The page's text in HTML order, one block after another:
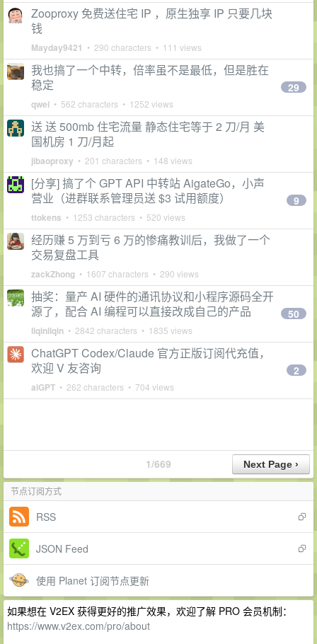
Zooproxy 免费送住宅 IP ，原生独享 IP 只要几块
钱
Mayday9421 • 290 characters • 111 views
我也搞了一个中转，倍率虽不是最低，但是胜在
稳定
qwei • 562 characters • 1252 views
29
送 送 500mb 住宅流量 静态住宅等于 2 刀/月 美
国机房 1 刀/月起
jibaoproxy • 201 characters • 148 views
[分享] 搞了个 GPT API 中转站 AigateGo，小声
营业（进群联系管理员送 $3 试用额度）
ttokens • 1253 characters • 520 views
9
经历赚 5 万到亏 6 万的惨痛教训后，我做了一个
交易复盘工具
zackZhong • 1607 characters • 290 views
抽奖：量产 AI 硬件的通讯协议和小程序源码全开
源了，配合 AI 编程可以直接改成自己的产品
liqinliqin • 2842 characters • 1835 views
50
ChatGPT Codex/Claude 官方正版订阅代充值，
欢迎 V 友咨询
aiGPT • 262 characters • 704 views
2
1/669
节点订阅方式
RSS
JSON Feed
使用 Planet 订阅节点更新
如果想在 V2EX 获得更好的推广效果，欢迎了解 PRO 会员机制：
https://www.v2ex.com/pro/about